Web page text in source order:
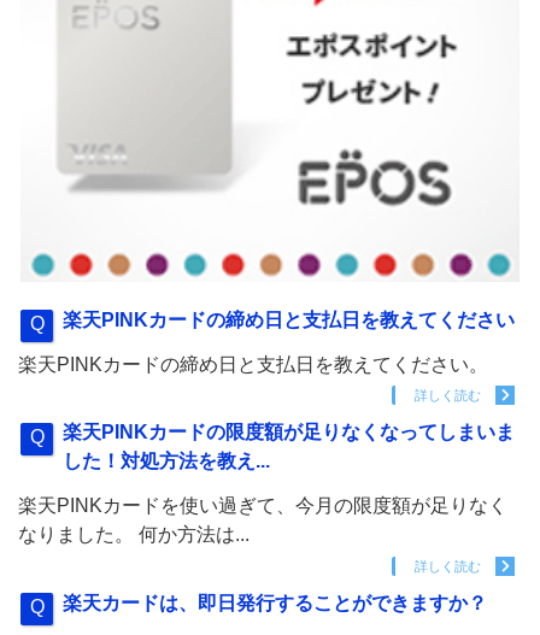
楽天PINKカードの締め日と支払日を教えてください
楽天PINKカードの締め日と支払日を教えてください。
詳しく読む
楽天PINKカードの限度額が足りなくなってしまいま
した！対処方法を教え...
楽天PINKカードを使い過ぎて、今月の限度額が足りなく
なりました。 何か方法は...
詳しく読む
楽天カードは、即日発行することができますか？